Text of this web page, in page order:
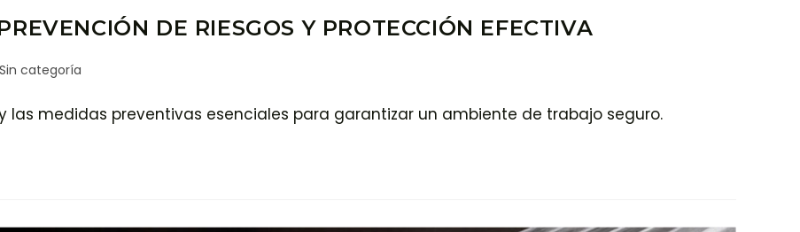
DE RIESGOS Y PROTECCIÓN EFECTIVA
Sin categoría
las medidas preventivas esenciales para garantizar un ambiente de trabajo seguro.